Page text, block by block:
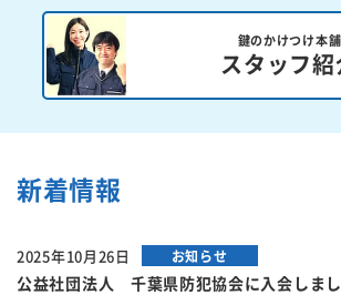
鍵のかけつけ本舗
スタッフ紹
新着情報
2025年10月26日 お知らせ
公益社団法人 千葉県防犯協会に入会しま